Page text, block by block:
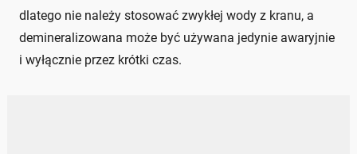
dlatego nie należy stosować zwykłej wody z kranu, a
demineralizowana może być używana jedynie awaryjnie
i wyłącznie przez krótki czas.